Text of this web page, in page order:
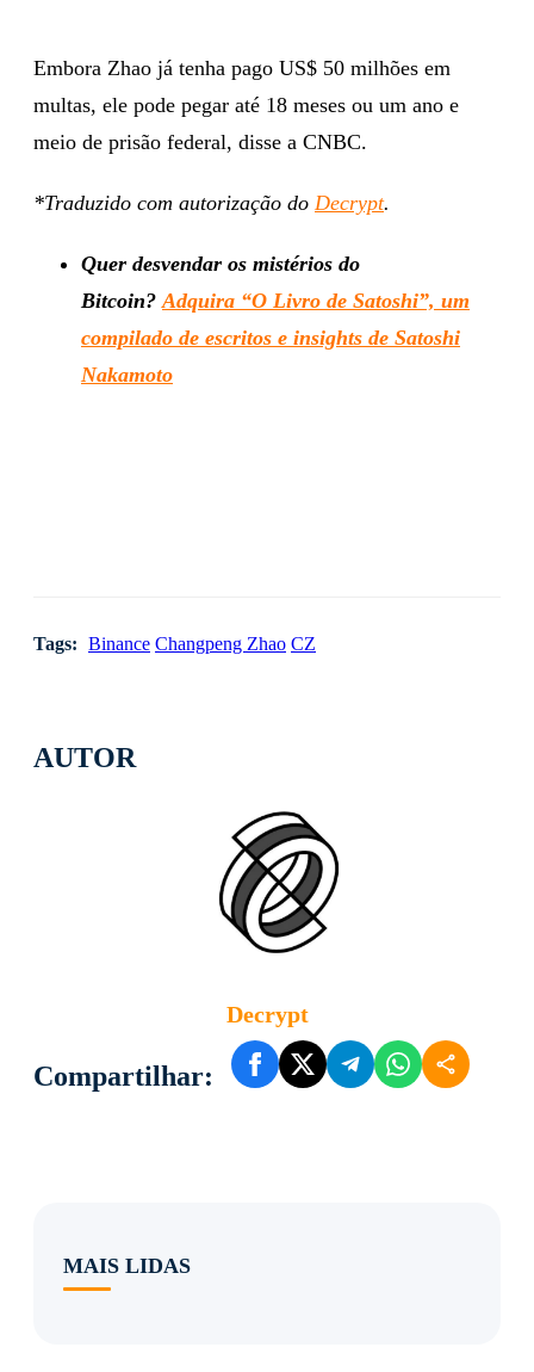
AUTOR
Decrypt
Compartilhar:
Embora Zhao já tenha pago US$ 50 milhões em
multas, ele pode pegar até 18 meses ou um ano e
meio de prisão federal, disse a CNBC.
*Traduzido com autorização do Decrypt.
Quer desvendar os mistérios do
Bitcoin? Adquira “O Livro de Satoshi”, um
compilado de escritos e insights de Satoshi
Nakamoto
Tags: Binance Changpeng Zhao CZ
MAIS LIDAS